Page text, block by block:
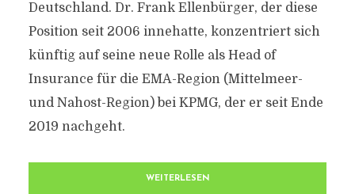
Deutschland. Dr. Frank Ellenbürger, der diese
Position seit 2006 innehatte, konzentriert sich
künftig auf seine neue Rolle als Head of
Insurance für die EMA-Region (Mittelmeer-
und Nahost-Region) bei KPMG, der er seit Ende
2019 nachgeht.
WEITERLESEN